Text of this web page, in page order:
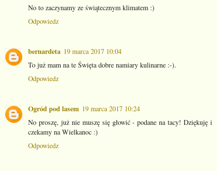
No to zaczynamy ze świątecznym klimatem :)
Odpowiedz
bernardeta 19 marca 2017 10:04
To już mam na te Święta dobre namiary kulinarne :-).
Odpowiedz
Ogród pod lasem 19 marca 2017 10:24
No proszę, już nie muszę się głowić - podane na tacy! Dziękuję i
czekamy na Wielkanoc :)
Odpowiedz